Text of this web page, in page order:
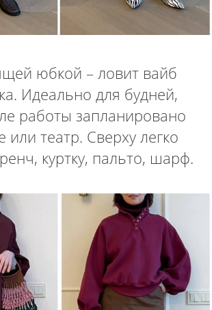
юбкой – ловит вайб
Идеально для будней,
работы запланировано
или театр. Сверху легко
куртку, пальто, шарф.